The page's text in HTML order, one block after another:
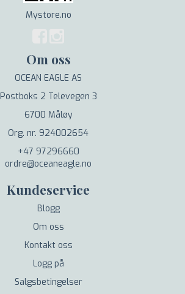
Mystore.no
Om oss
OCEAN EAGLE AS
Postboks 2 Televegen 3
6700 Måløy
Org. nr. 924002654
+47 97296660
ordre@oceaneagle.no
Kundeservice
Blogg
Om oss
Kontakt oss
Logg på
Salgsbetingelser